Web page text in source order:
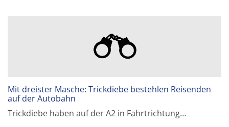
Mit dreister Masche: Trickdiebe bestehlen Reisenden
auf der Autobahn
Trickdiebe haben auf der A2 in Fahrtrichtung…